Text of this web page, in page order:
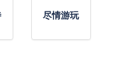
尽情游玩